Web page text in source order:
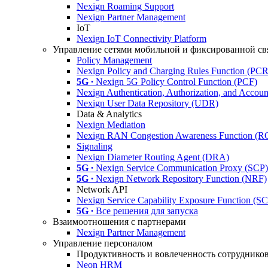
Nexign Roaming Support
Nexign Partner Management
IoT
Nexign IoT Connectivity Platform
Управление сетями мобильной и фиксированной
Policy Management
Nexign Policy and Charging Rules Function
5G ∙ Nexign 5G Policy Control Function (PCF)
Nexign Authentication, Authorization, and
Nexign User Data Repository (UDR)
Data & Analytics
Nexign Mediation
Nexign RAN Congestion Awareness Function
Signaling
Nexign Diameter Routing Agent (DRA)
5G ∙ Nexign Service Communication Proxy (SCP)
5G ∙ Nexign Network Repository Function (NRF)
Network API
Nexign Service Capability Exposure Function
5G ∙ Все решения для запуска
Взаимоотношения с партнерами
Nexign Partner Management
Управление персоналом
Продуктивность и вовлеченность сотрудников
Neon HRM